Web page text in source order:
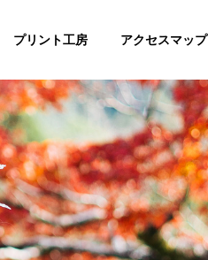
プリント工房 アクセスマップ